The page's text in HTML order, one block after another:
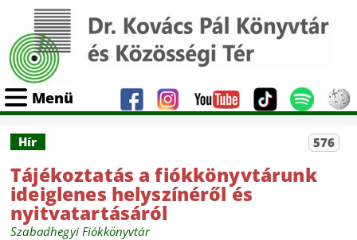
Menü
576
Hír
Tájékoztatás a fiókkönyvtárunk
ideiglenes helyszínéről és
nyitvatartásáról
Szabadhegyi Fiókkönyvtár